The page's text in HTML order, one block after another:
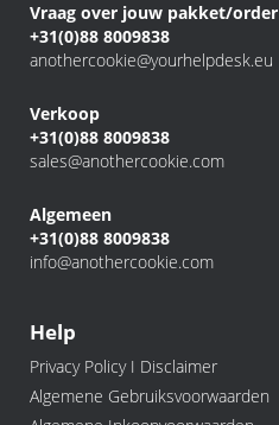
Vraag over jouw pakket/order
+31(0)88 8009838
anothercookie@yourhelpdesk.eu
Verkoop
+31(0)88 8009838
sales@anothercookie.com
Algemeen
+31(0)88 8009838
info@anothercookie.com
Help
Privacy Policy I Disclaimer
Algemene Gebruiksvoorwaarden